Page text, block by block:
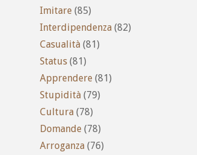
Imitare (85)
Interdipendenza (82)
Casualità (81)
Status (81)
Apprendere (81)
Stupidità (79)
Cultura (78)
Domande (78)
Arroganza (76)